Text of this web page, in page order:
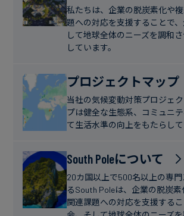
み
飲
料
ス
テ
ナ
ブ
フ
ァ
イ
ナ
ー
ス
ス
デ
ィ
ニ
ー
ス
私たちは、企業の脱炭素化や
題への対応を支援することで
して地球全体のニーズを調和
しています。
プロジェクトマップ
当社の気候変動対策プロジェ
プは健全な生態系、コミュニ
て生活水準の向上をもたらして
South Poleについて
20カ国以上で500名以上の専
るSouth Poleは、企業の脱炭
関連課題への対応を支援する